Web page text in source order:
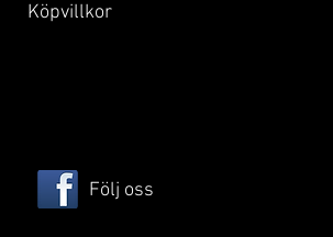
Köpvillkor
Följ oss